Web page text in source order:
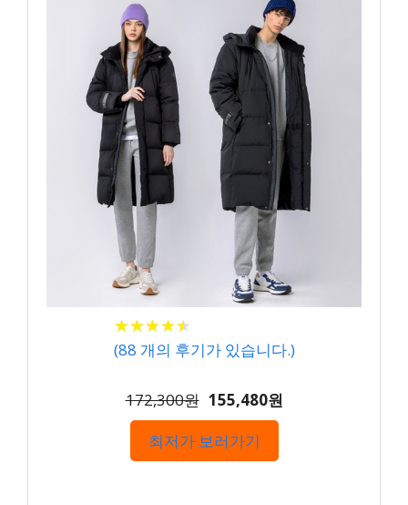
★★★★★
★★★★★
(88 개의 후기가 있습니다.)
172,300원 155,480원
최저가 보러가기